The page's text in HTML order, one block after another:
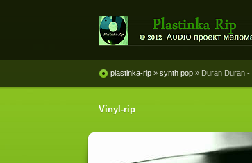
винила и
plastinka-rip » synth pop » Duran Duran
Vinyl-rip